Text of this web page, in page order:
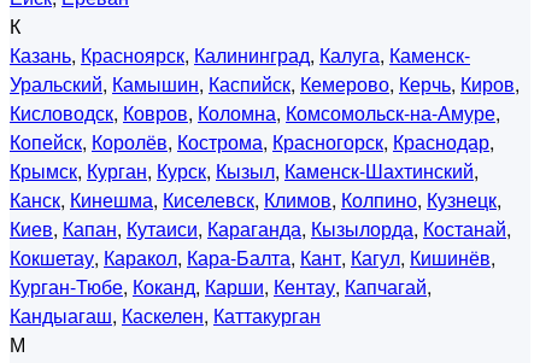
К
Казань, Красноярск, Калининград, Калуга, Каменск-
Уральский, Камышин, Каспийск, Кемерово, Керчь, Киров,
Кисловодск, Ковров, Коломна, Комсомольск-на-Амуре,
Копейск, Королёв, Кострома, Красногорск, Краснодар,
Крымск, Курган, Курск, Кызыл, Каменск-Шахтинский,
Канск, Кинешма, Киселевск, Климов, Колпино, Кузнецк,
Киев, Капан, Кутаиси, Караганда, Кызылорда, Костанай,
Кокшетау, Каракол, Кара-Балта, Кант, Кагул, Кишинёв,
Курган-Тюбе, Коканд, Карши, Кентау, Капчагай,
Кандыагаш, Каскелен, Каттакурган
М